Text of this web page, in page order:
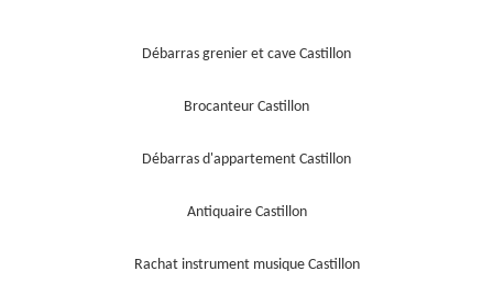
Débarras grenier et cave Castillon
Brocanteur Castillon
Débarras d'appartement Castillon
Antiquaire Castillon
Rachat instrument musique Castillon